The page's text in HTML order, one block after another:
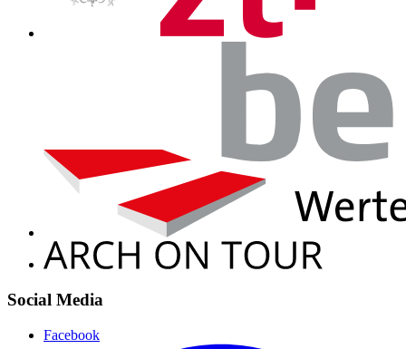
Social Media
Facebook